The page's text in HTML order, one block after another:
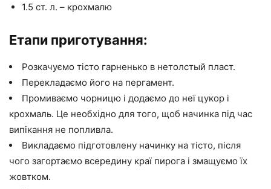
1.5 ст. л. – крохмалю
Етапи приготування:
Розкачуємо тісто гарненько в нетолстый пласт.
Перекладаємо його на пергамент.
Промиваємо чорницю і додаємо до неї цукор і
крохмаль. Це необхідно для того, щоб начинка під час
випікання не попливла.
Викладаємо підготовлену начинку на тісто, після
чого загортаємо всередину краї пирога і змащуємо їх
жовтком.